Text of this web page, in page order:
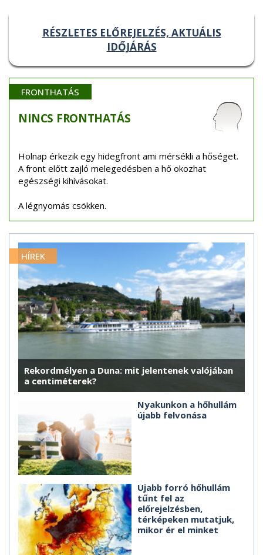
RÉSZLETES ELŐREJELZÉS, AKTUÁLIS
IDŐJÁRÁS
FRONTHATÁS
NINCS FRONTHATÁS
Holnap érkezik egy hidegfront ami mérsékli a hőséget.
A front előtt zajló melegedésben a hő okozhat
egészségi kihívásokat.
A légnyomás csökken.
HÍREK
Rekordmélyen a Duna: mit jelentenek valójában
a centiméterek?
Nyakunkon a hőhullám
újabb felvonása
Újabb forró hőhullám
tűnt fel az
előrejelzésben,
térképeken mutatjuk,
mikor ér el minket